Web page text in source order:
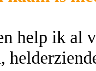
help ik al